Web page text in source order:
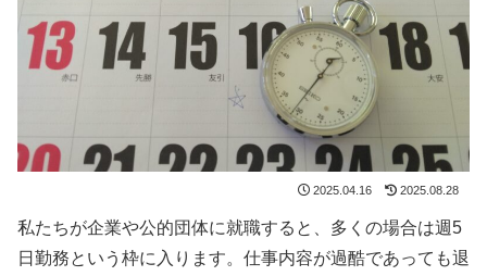
2025.04.16 2025.08.28
私たちが企業や公的団体に就職すると、多くの場合は週5
日勤務という枠に入ります。仕事内容が過酷であっても退